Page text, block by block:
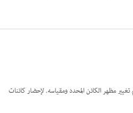
مظهر الكائن المحدد ومقياسه. لإحضار كائنات